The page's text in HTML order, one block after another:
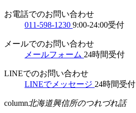
お電話でのお問い合わせ
011-598-1230 9:00-24:00受付
メールでのお問い合わせ
メールフォーム 24時間受付
LINEでのお問い合わせ
LINEでメッセージ 24時間受付
column北海道興信所のつれづれ話